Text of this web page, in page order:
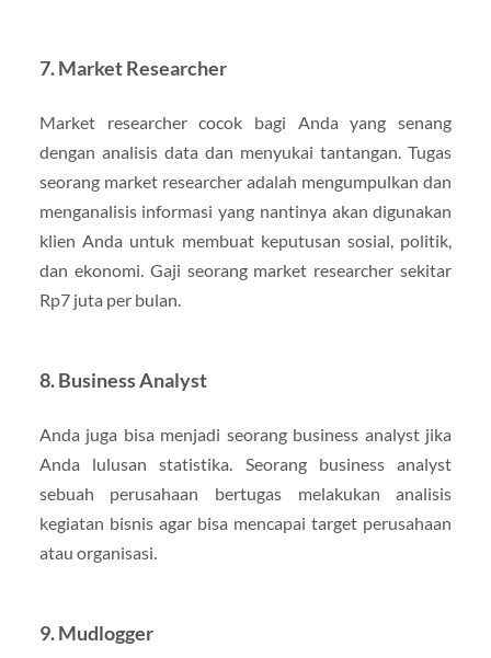
7. Market Researcher
Market researcher cocok bagi Anda yang senang
dengan analisis data dan menyukai tantangan. Tugas
seorang market researcher adalah mengumpulkan dan
menganalisis informasi yang nantinya akan digunakan
klien Anda untuk membuat keputusan sosial, politik,
dan ekonomi. Gaji seorang market researcher sekitar
Rp7 juta per bulan.
8. Business Analyst
Anda juga bisa menjadi seorang business analyst jika
Anda lulusan statistika. Seorang business analyst
sebuah perusahaan bertugas melakukan analisis
kegiatan bisnis agar bisa mencapai target perusahaan
atau organisasi.
9. Mudlogger